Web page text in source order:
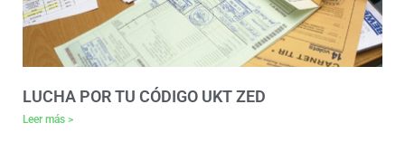
LUCHA POR TU CÓDIGO UKT ZED
Leer más >